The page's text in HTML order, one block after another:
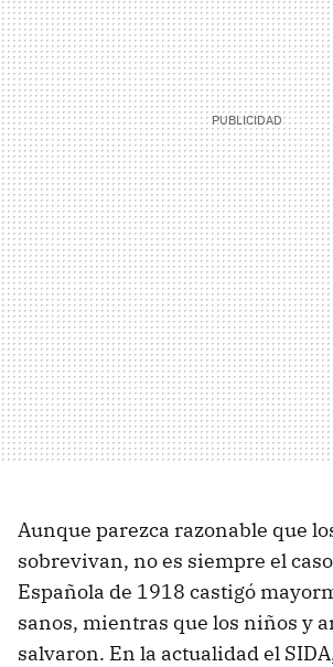
Aunque parezca razonable que
sobrevivan, no es siempre el
Española de 1918 castigó
sanos, mientras que los niños y
salvaron. En la actualidad el